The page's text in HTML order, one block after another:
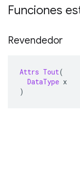
Funciones
Revendedor
Attrs Tout(
DataType x
)